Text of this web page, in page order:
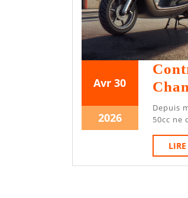
Avr30
2026
3030
202630
avril
Depuis mars 2026, les centres de contrôle technique vérifient que votre scooter
50cc ne